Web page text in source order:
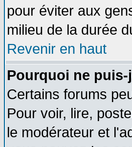
pour éviter aux
milieu de la durée
Revenir en haut
Pourquoi ne
Certains forums
Pour voir, lire,
le modérateur et